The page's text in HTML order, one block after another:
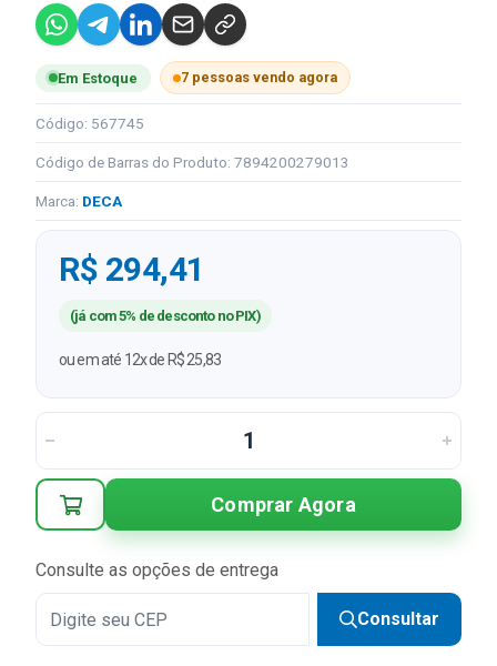
Em Estoque 7 pessoas vendo agora
Código: 567745
Código de Barras do Produto: 7894200279013
Marca: DECA
R$ 294,41
(já com 5% de desconto no PIX)
ou em até 12x de R$ 25,83
Comprar Agora
Consulte as opções de entrega
Consultar